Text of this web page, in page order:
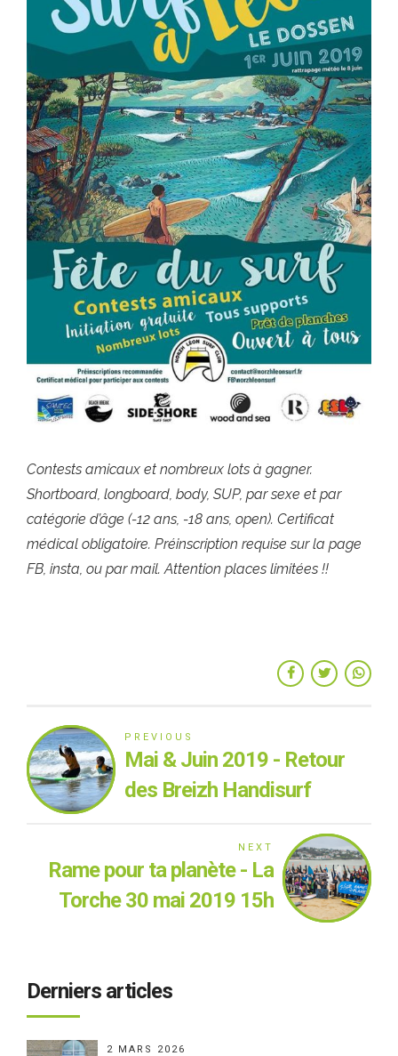
Contests amicaux et nombreux lots à gagner.
Shortboard, longboard, body, SUP, par sexe et par
catégorie d’âge (-12 ans, -18 ans, open). Certificat
médical obligatoire. Préinscription requise sur la page
FB, insta, ou par mail. Attention places limitées !!
PREVIOUS
Mai & Juin 2019 - Retour
des Breizh Handisurf
NEXT
Rame pour ta planète - La
Torche 30 mai 2019 15h
Derniers articles
2 MARS 2026